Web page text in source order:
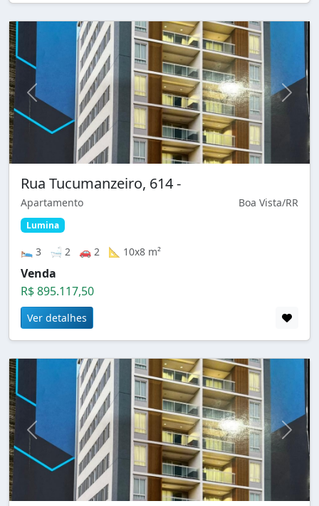
Rua Tucumanzeiro, 614 -
Apartamento Boa Vista/RR
Lumina
🛌 3 🛁 2 🚗 2 📐 10x8 m²
Venda
R$ 895.117,50
Ver detalhes